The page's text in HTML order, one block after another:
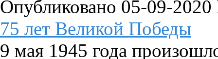
Опубликовано 05-09-2020
75 лет Великой Победы
9 мая 1945 года